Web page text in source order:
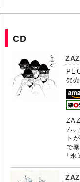
CD
発売
ム
ト
で
「